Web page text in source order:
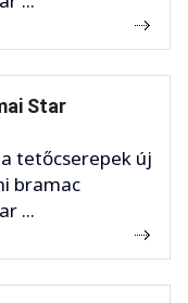
Star
tetőcserepek új
bramac
...